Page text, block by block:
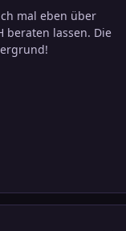
mal eben über
beraten lassen. Die